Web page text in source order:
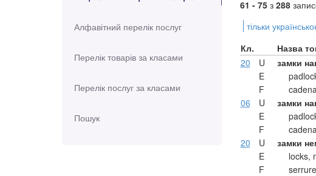
Алфавітний перелік послуг
Перелік товарів за класами
Перелік послуг за класами
Пошук
61 - 75з 288
тільки
Кл.
Назва
20
U замки
E
F
06
U замки
E
F
20
U замки
E
locks,
F